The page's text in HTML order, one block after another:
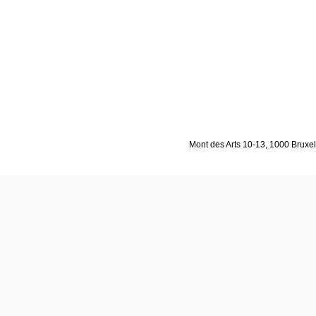
Mont des Arts 10-13, 1000